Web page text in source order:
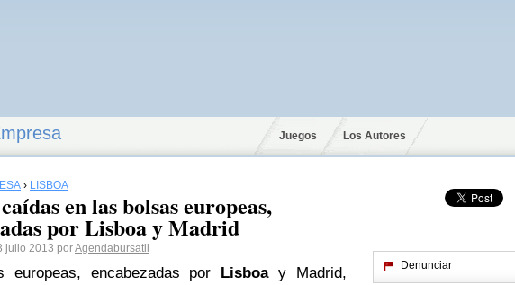
Juegos Los Autores
› LISBOA
en las bolsas europeas,
por Lisboa y Madrid
julio 2013 porAgendabursatil
europeas, encabezadas por Lisboay Madrid,
Denunciar